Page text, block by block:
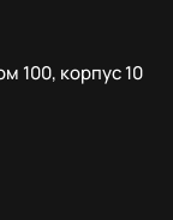
100, корпус 10